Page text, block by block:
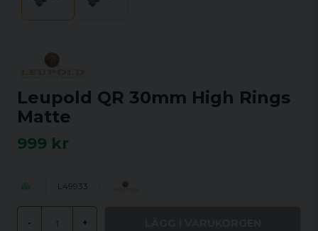
Leupold QR 30mm High Rings
Matte
999 kr
L49933
- +